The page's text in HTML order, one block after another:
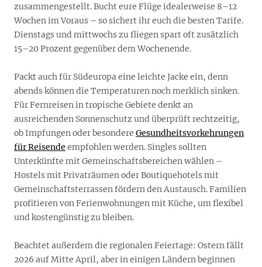
zusammengestellt. Bucht eure Flüge idealerweise 8–12
Wochen im Voraus – so sichert ihr euch die besten Tarife.
Dienstags und mittwochs zu fliegen spart oft zusätzlich
15–20 Prozent gegenüber dem Wochenende.
Packt auch für Südeuropa eine leichte Jacke ein, denn
abends können die Temperaturen noch merklich sinken.
Für Fernreisen in tropische Gebiete denkt an
ausreichenden Sonnenschutz und überprüft rechtzeitig,
ob Impfungen oder besondere Gesundheitsvorkehrungen
für Reisende empfohlen werden. Singles sollten
Unterkünfte mit Gemeinschaftsbereichen wählen –
Hostels mit Privaträumen oder Boutiquehotels mit
Gemeinschaftsterrassen fördern den Austausch. Familien
profitieren von Ferienwohnungen mit Küche, um flexibel
und kostengünstig zu bleiben.
Beachtet außerdem die regionalen Feiertage: Ostern fällt
2026 auf Mitte April, aber in einigen Ländern beginnen